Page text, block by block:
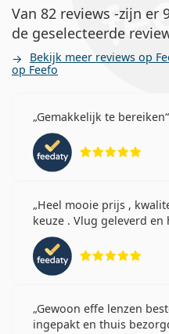
astigmatisme hebben.
daglenzen willen die
nodig hebben.
gevoelige of droge
de voorkeur geven aan
Hoe lang kunt u
Toric dragen?
Kun je slapen in
Toric?
Wat is het verschil
Van 82 reviews -zijn er
de geselecteerde
Bekijk meer reviews op
op Feefo
Gemakkelijk te bereiken
Heel mooie prijs ,
keuze . Vlug geleverd en
Gewoon effe lenzen
ingepakt en thuis